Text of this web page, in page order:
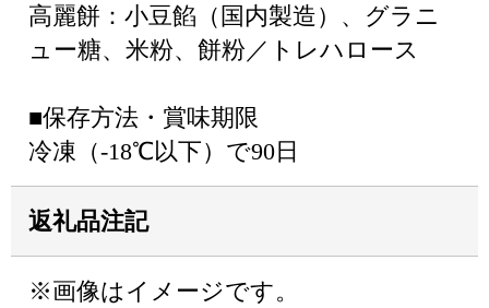
高麗餅：小豆餡（国内製造）、グラニ
ュー糖、米粉、餅粉／トレハロース
■保存方法・賞味期限
冷凍（-18℃以下）で90日
返礼品注記
※画像はイメージです。